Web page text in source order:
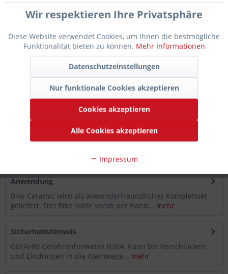
Nur für gewerbliche Kunden!
Auf die Merkliste
Artikel-Nr.:
725-932-0321
Artikelnummer:
BBC 0.05
Gtechniq Bike Ceramic Coating Workshop 50ml –
Omniphober High-End Schutz für Fahrräder & E-Bikes...
Anwendung
Bike Ceramic wird als anwenderfreundliches Komplettset
geliefert. Das Bike sollte vorab per Hand... mehr
Sicherheitshinweis
GEFAHR! Gefahrenhinweise H304: Kann bei Verschlucken
und Eindringen in die Atemwege... mehr
Wir respektieren Ihre Privatsphäre
Diese Website verwendet Cookies, um Ihnen die bestmögliche
Funktionalität bieten zu können. Mehr Informationen
Datenschutzeinstellungen
Nur funktionale Cookies akzeptieren
Cookies akzeptieren
Alle Cookies akzeptieren
Impressum